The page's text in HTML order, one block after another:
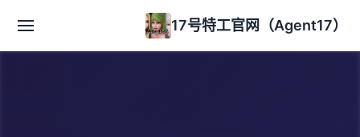
17号特工官网（Agent17）